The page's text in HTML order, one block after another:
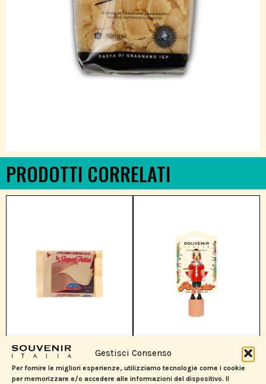
Gestisci Consenso
Per fornire le migliori esperienze, utilizziamo tecnologie come i cookie
per memorizzare e/o accedere alle informazioni del dispositivo. Il
PRODOTTI CORRELATI
5,90€
4,90€